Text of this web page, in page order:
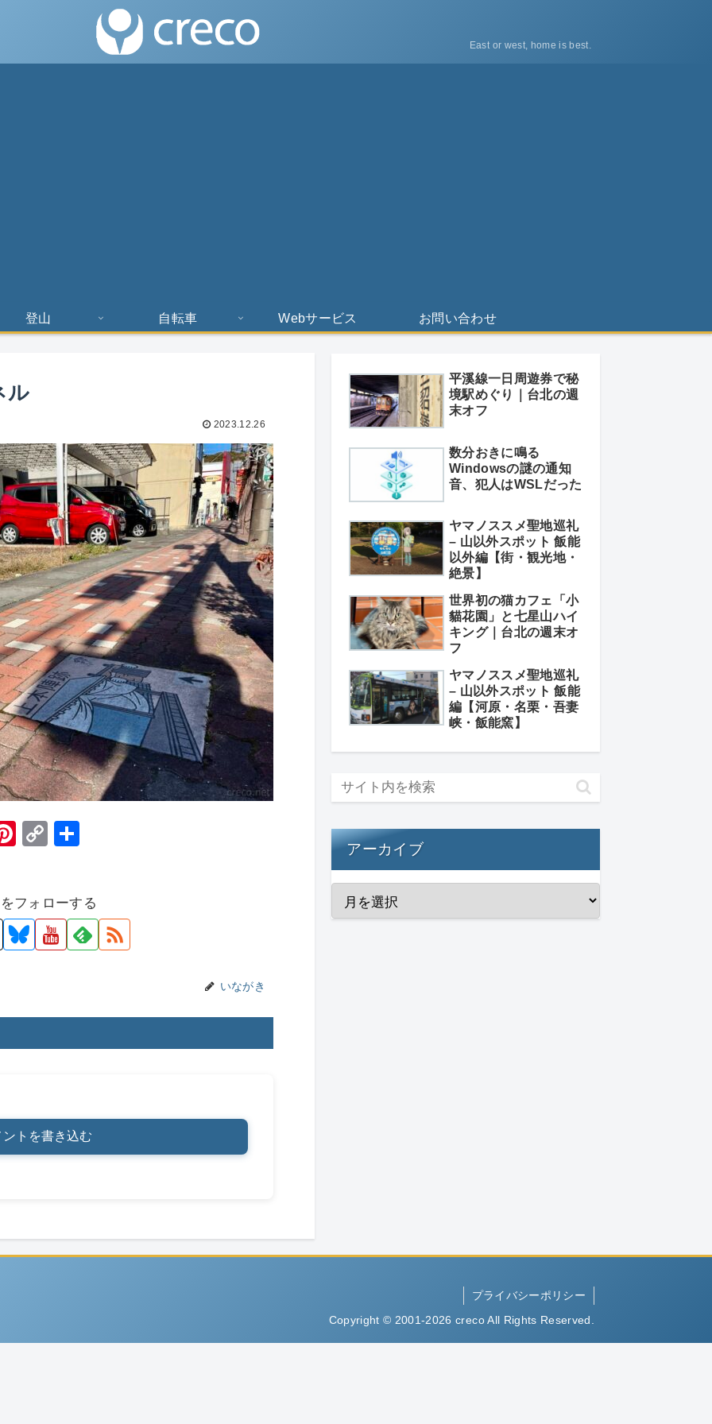
East or west, home is best.
登山 自転車 Webサービス お問い合わせ
ル
2023.12.26
Pi
e
st
C
y
Li
フォローする
いながき
ントを書き込む
平溪線一日周遊券で秘
境駅めぐり｜台北の週
末オフ
数分おきに鳴る
Windowsの謎の通知
音、犯人はWSLだった
ヤマノススメ聖地巡礼
– 山以外スポット 飯能
以外編【街・観光地・
絶景】
世界初の猫カフェ「小
貓花園」と七星山ハイ
キング｜台北の週末オ
フ
ヤマノススメ聖地巡礼
– 山以外スポット 飯能
編【河原・名栗・吾妻
峡・飯能窯】
アーカイブ
プライバシーポリシー
Copyright © 2001-2026 creco All Rights Reserved.